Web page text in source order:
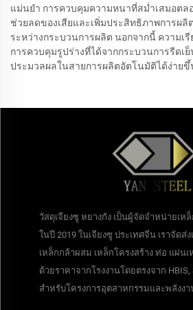
แม่นยำ การควบคุมความหนาที่สม่ำเสมอตล
ช่วยลดของเสียและเพิ่มประสิทธิภาพการผลิ
ระหว่างกระบวนการผลิต นอกจากนี้ ความเ
การควบคุมรูปร่างที่ได้จากกระบวนการรีดเ
ประมวลผลในสายการผลิตอัตโนมัติได้ง่ายขึ้
วัสดุเจียงซู หยางกัง เป็นผู้จัดจำหน่ายเห
ในปี 2019 ในเจียงซู ประเทศจีน เราจัดส่
เหล็กกล้าผสม เหล็กโครงสร้าง ท่อ แผ่น
ด้วยราคาจากโรงงานโดยตรงจาก HBIS,
สำหรับโครงการอุตสาหกรรมและพลังง